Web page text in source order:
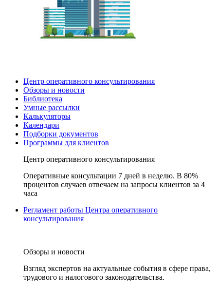
Центр оперативного консультирования
Обзоры и новости
Библиотека
Умные рассылки
Калькуляторы
Календари
Подборки документов
Программы для клиентов
Центр оперативного консультирования
Оперативные консультации 7 дней в неделю. В 80%
процентов случаев отвечаем на запросы клиентов за 4
часа
Регламент работы Центра оперативного
консультирования
Обзоры и новости
Взгляд экспертов на актуальные события в сфере права,
трудового и налогового законодательства.